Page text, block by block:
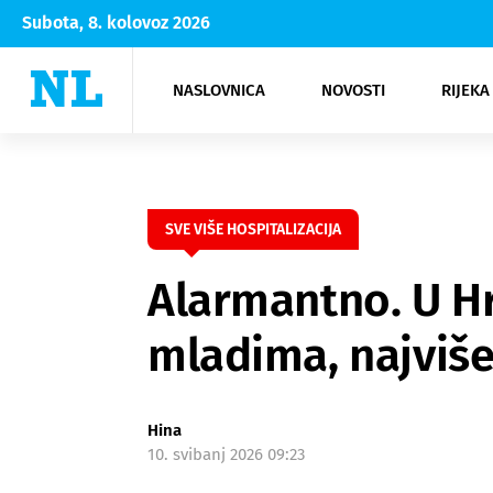
Subota, 8. kolovoz 2026
NASLOVNICA NOVOSTI
Rijeka Opatija
NK
Moda
Kultura
SVE VIŠE HOSPITALIZACIJA
Alarmantno. U
mladima,
Hina
10. svibanj 2026 09:23